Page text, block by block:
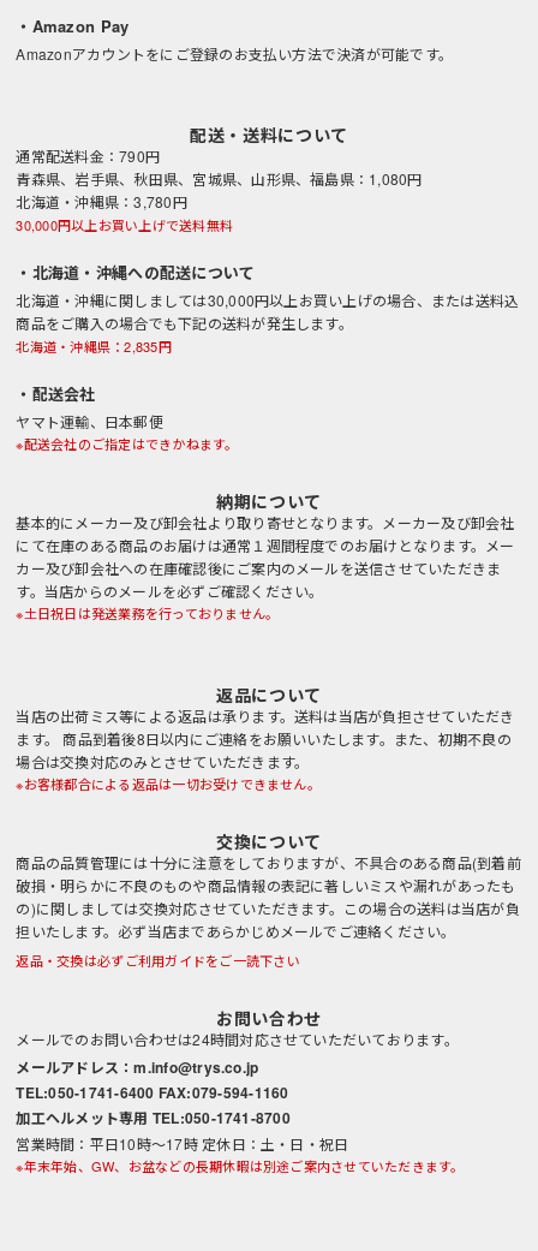
・Amazon Pay
Amazonアカウントをにご登録のお支払い方法で決済が可能です。
配送・送料について
通常配送料金：790円
青森県、岩手県、秋田県、宮城県、山形県、福島県：1,080円
北海道・沖縄県：3,780円
30,000円以上お買い上げで送料無料
・北海道・沖縄への配送について
北海道・沖縄に関しましては30,000円以上お買い上げの場合、または送料込
商品をご購入の場合でも下記の送料が発生します。
北海道・沖縄県：2,835円
・配送会社
ヤマト運輸、日本郵便
※配送会社のご指定はできかねます。
納期について
基本的にメーカー及び卸会社より取り寄せとなります。メーカー及び卸会社
にて在庫のある商品のお届けは通常１週間程度でのお届けとなります。メー
カー及び卸会社への在庫確認後にご案内のメールを送信させていただきま
す。当店からのメールを必ずご確認ください。
※土日祝日は発送業務を行っておりません。
返品について
当店の出荷ミス等による返品は承ります。送料は当店が負担させていただき
ます。 商品到着後8日以内にご連絡をお願いいたします。また、初期不良の
場合は交換対応のみとさせていただきます。
※お客様都合による返品は一切お受けできません。
交換について
商品の品質管理には十分に注意をしておりますが、不具合のある商品(到着前
破損・明らかに不良のものや商品情報の表記に著しいミスや漏れがあったも
の)に関しましては交換対応させていただきます。この場合の送料は当店が負
担いたします。必ず当店まであらかじめメールでご連絡ください。
返品・交換は必ずご利用ガイドをご一読下さい
お問い合わせ
メールでのお問い合わせは24時間対応させていただいております。
メールアドレス：m.info@trys.co.jp
TEL:050-1741-6400 FAX:079-594-1160
加工ヘルメット専用 TEL:050-1741-8700
営業時間：平日10時～17時 定休日：土・日・祝日
※年末年始、GW、お盆などの長期休暇は別途ご案内させていただきます。